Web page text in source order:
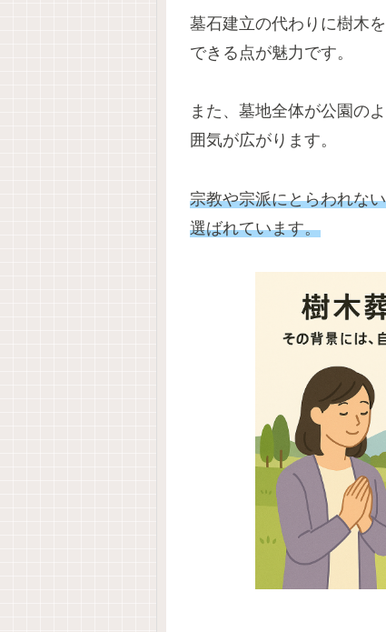
墓石建立の代わりに樹木
できる点が魅力です。
また、墓地全体が公園の
囲気が広がります。
宗教や宗派にとらわれな
選ばれています。